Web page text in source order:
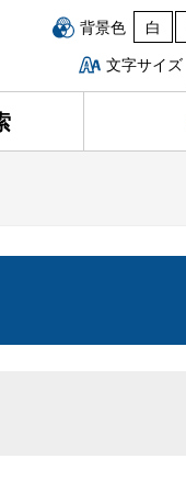
背景色 白
文字サイズ